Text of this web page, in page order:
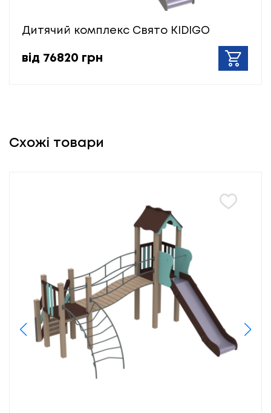
Дитячий комплекс Свято KIDIGO
від 76820 грн
Схожі товари